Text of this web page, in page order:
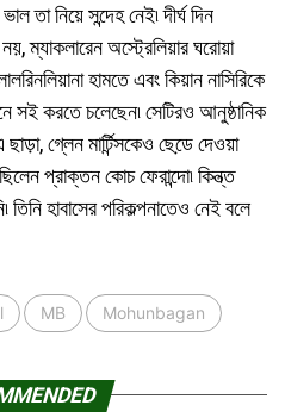
তা নিয়ে সন্দেহ নেই৷ দীর্ঘ দিন
ম্যাকলারেন অস্ট্রেলিয়ার ঘরোয়া
হামতে এবং কিয়ান নাসিরিকে
সই করতে চলেছেন৷ সেটিরও আনুষ্ঠানিক
গ্লেন মার্টিন্সকেও ছেডে় দেওয়া
প্রাক্তন কোচ ফেরান্দো৷ কিন্ত্ত
হাবাসের পরিকল্পনাতেও নেই বলে
MB Mohunbagan